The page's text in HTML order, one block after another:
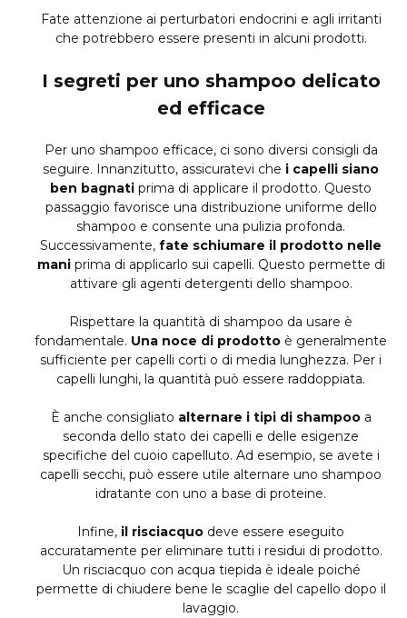
Fate attenzione ai perturbatori endocrini e agli irritanti
che potrebbero essere presenti in alcuni prodotti.
I segreti per uno shampoo delicato
ed efficace
Per uno shampoo efficace, ci sono diversi consigli da
seguire. Innanzitutto, assicuratevi che i capelli siano
ben bagnati prima di applicare il prodotto. Questo
passaggio favorisce una distribuzione uniforme dello
shampoo e consente una pulizia profonda.
Successivamente, fate schiumare il prodotto nelle
maniprima di applicarlo sui capelli. Questo permette di
attivare gli agenti detergenti dello shampoo.
Rispettare la quantità di shampoo da usare è
fondamentale. Una noce di prodotto è generalmente
sufficiente per capelli corti o di media lunghezza. Per i
capelli lunghi, la quantità può essere raddoppiata.
È anche consigliato alternare i tipi di shampooa
seconda dello stato dei capelli e delle esigenze
specifiche del cuoio capelluto. Ad esempio, se avete i
capelli secchi, può essere utile alternare uno shampoo
idratante con uno a base di proteine.
Infine, il risciacquo deve essere eseguito
accuratamente per eliminare tutti i residui di prodotto.
Un risciacquo con acqua tiepida è ideale poiché
permette di chiudere bene le scaglie del capello dopo il
lavaggio.